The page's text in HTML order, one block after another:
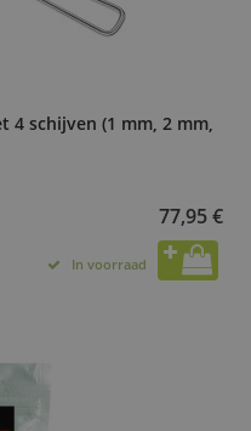
4 schijven (1 mm, 2 mm,
77,95 €
In voorraad